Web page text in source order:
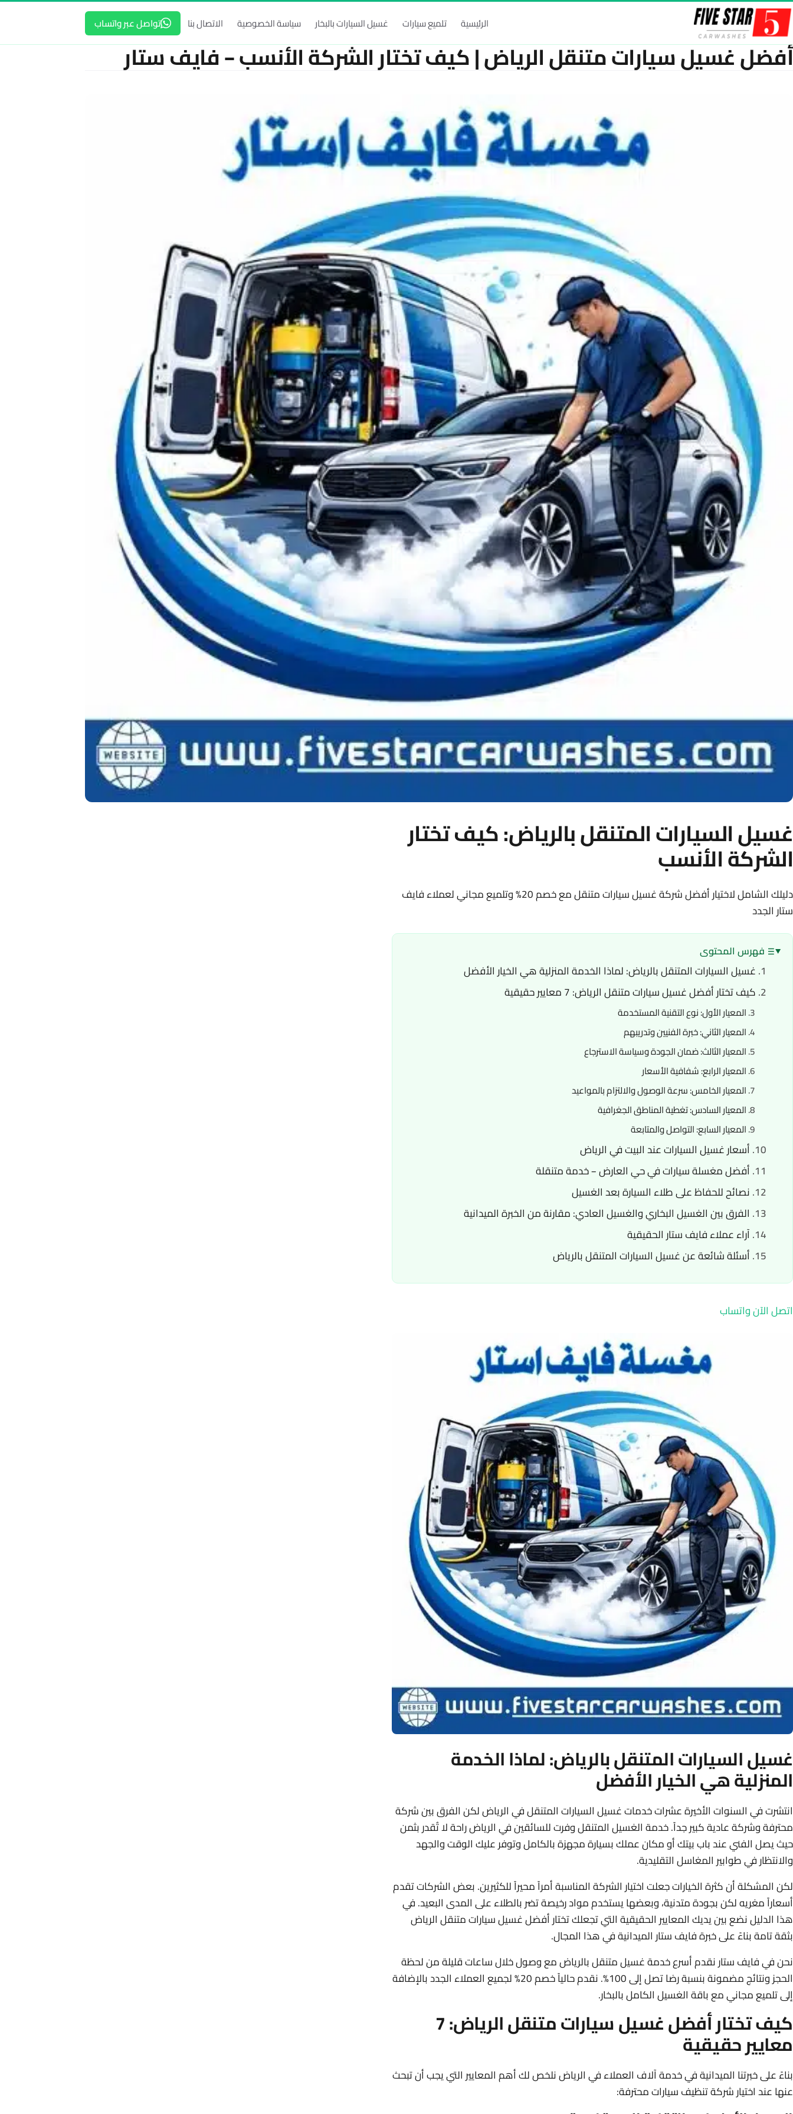
تخطّى إلى المحتوى
الرئيسية تلميع سيارات غسيل السيارات بالبخار سياسة الخصوصية الاتصال بنا تواصل عبر واتساب
أفضل غسيل سيارات متنقل الرياض | كيف تختار الشركة الأنسب – فايف ستار
غسيل السيارات المتنقل بالرياض: كيف تختار
الشركة الأنسب
دليلك الشامل لاختيار أفضل شركة غسيل سيارات متنقل مع خصم 20% وتلميع مجاني لعملاء فايف
ستار الجدد
فهرس المحتوى
غسيل السيارات المتنقل بالرياض: لماذا الخدمة المنزلية هي الخيار الأفضل
كيف تختار أفضل غسيل سيارات متنقل الرياض: 7 معايير حقيقية
المعيار الأول: نوع التقنية المستخدمة
المعيار الثاني: خبرة الفنيين وتدريبهم
المعيار الثالث: ضمان الجودة وسياسة الاسترجاع
المعيار الرابع: شفافية الأسعار
المعيار الخامس: سرعة الوصول والالتزام بالمواعيد
المعيار السادس: تغطية المناطق الجغرافية
المعيار السابع: التواصل والمتابعة
أسعار غسيل السيارات عند البيت في الرياض
أفضل مغسلة سيارات في حي العارض – خدمة متنقلة
نصائح للحفاظ على طلاء السيارة بعد الغسيل
الفرق بين الغسيل البخاري والغسيل العادي: مقارنة من الخبرة الميدانية
آراء عملاء فايف ستار الحقيقية
أسئلة شائعة عن غسيل السيارات المتنقل بالرياض
اتصل الآنواتساب
غسيل السيارات المتنقل بالرياض: لماذا الخدمة
المنزلية هي الخيار الأفضل
انتشرت في السنوات الأخيرة عشرات خدمات غسيل السيارات المتنقل في الرياض لكن الفرق بين شركة
محترفة وشركة عادية كبير جداً. خدمة الغسيل المتنقل وفرت للسائقين في الرياض راحة لا تُقدر بثمن
حيث يصل الفني عند باب بيتك أو مكان عملك بسيارة مجهزة بالكامل وتوفر عليك الوقت والجهد
والانتظار في طوابير المغاسل التقليدية.
لكن المشكلة أن كثرة الخيارات جعلت اختيار الشركة المناسبة أمراً محيراً للكثيرين. بعض الشركات تقدم
أسعاراً مغريه لكن بجودة متدنية، وبعضها يستخدم مواد رخيصة تضر بالطلاء على المدى البعيد. في
هذا الدليل نضع بين يديك المعايير الحقيقية التي تجعلك تختار أفضل غسيل سيارات متنقل الرياض
بثقة تامة بناءً على خبرة فايف ستار الميدانية في هذا المجال.
نحن في فايف ستار نقدم أسرع خدمة غسيل متنقل بالرياض مع وصول خلال ساعات قليلة من لحظة
الحجز ونتائج مضمونة بنسبة رضا تصل إلى 100%. نقدم حالياً خصم 20% لجميع العملاء الجدد بالإضافة
إلى تلميع مجاني مع باقة الغسيل الكامل بالبخار.
كيف تختار أفضل غسيل سيارات متنقل الرياض: 7
معايير حقيقية
بناءً على خبرتنا الميدانية في خدمة آلاف العملاء في الرياض نلخص لك أهم المعايير التي يجب أن تبحث
عنها عند اختيار شركة تنظيف سيارات محترفة: